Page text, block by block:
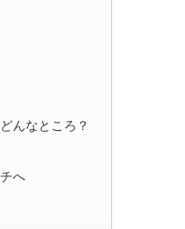
んなところ？
へ